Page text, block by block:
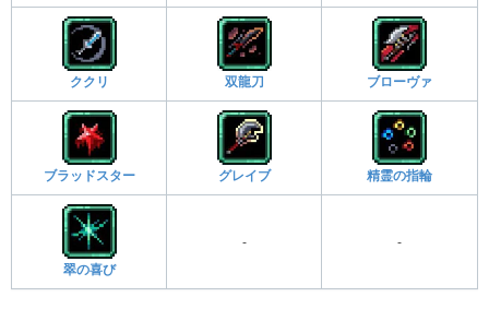
ククリ 双龍刀 ブローヴァ
ブラッドスター グレイブ 精霊の指輪
翠の喜び
- -